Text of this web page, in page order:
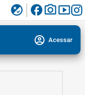
flaky facebookphoto_camerasmart_display
account_circle Acessar